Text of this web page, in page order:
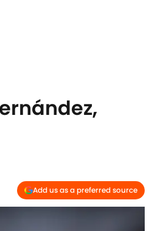
Add us as a preferred source